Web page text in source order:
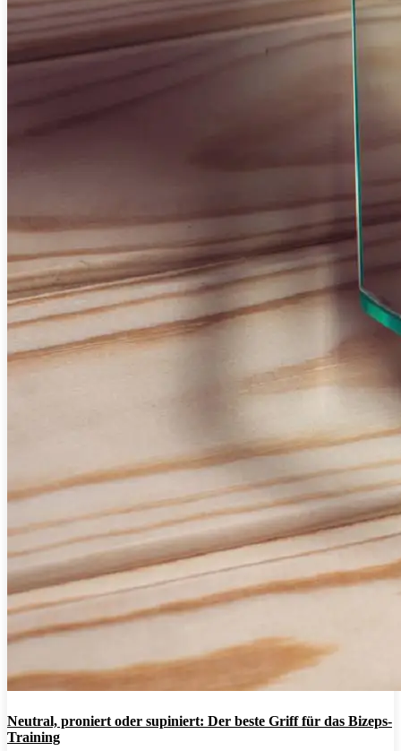
Neutral, proniert oder supiniert: Der beste Griff für das Bizeps-
Training